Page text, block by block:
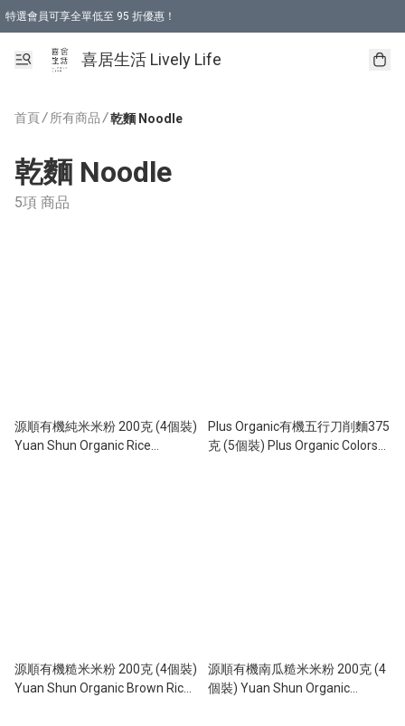
特選會員可享全單低至 95 折優惠！
購物折後滿$600免運費優惠 (減價貨品除外）
購物折後滿$320 即可免費於「順豐站」或「順豐智能櫃」自提點取貨 （冷凍食品
喜居生活 Lively Life
首頁/ 所有商品 /乾麵 Noodle
乾麵 Noodle
5項 商品
源順有機純米米粉 200克 (4個裝)
Yuan Shun Organic Rice
Plus Organic有機五行刀削麵375
克 (5個裝) Plus Organic Colors
源順有機糙米米粉 200克 (4個裝)
Yuan Shun Organic Brown Rice
源順有機南瓜糙米米粉 200克 (4
個裝) Yuan Shun Organic